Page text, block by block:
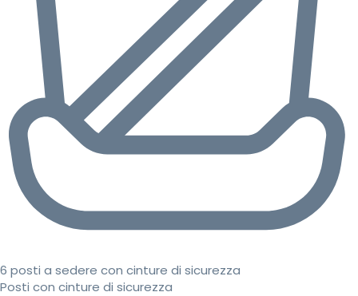
6 posti a sedere con cinture di sicurezza
Posti con cinture di sicurezza